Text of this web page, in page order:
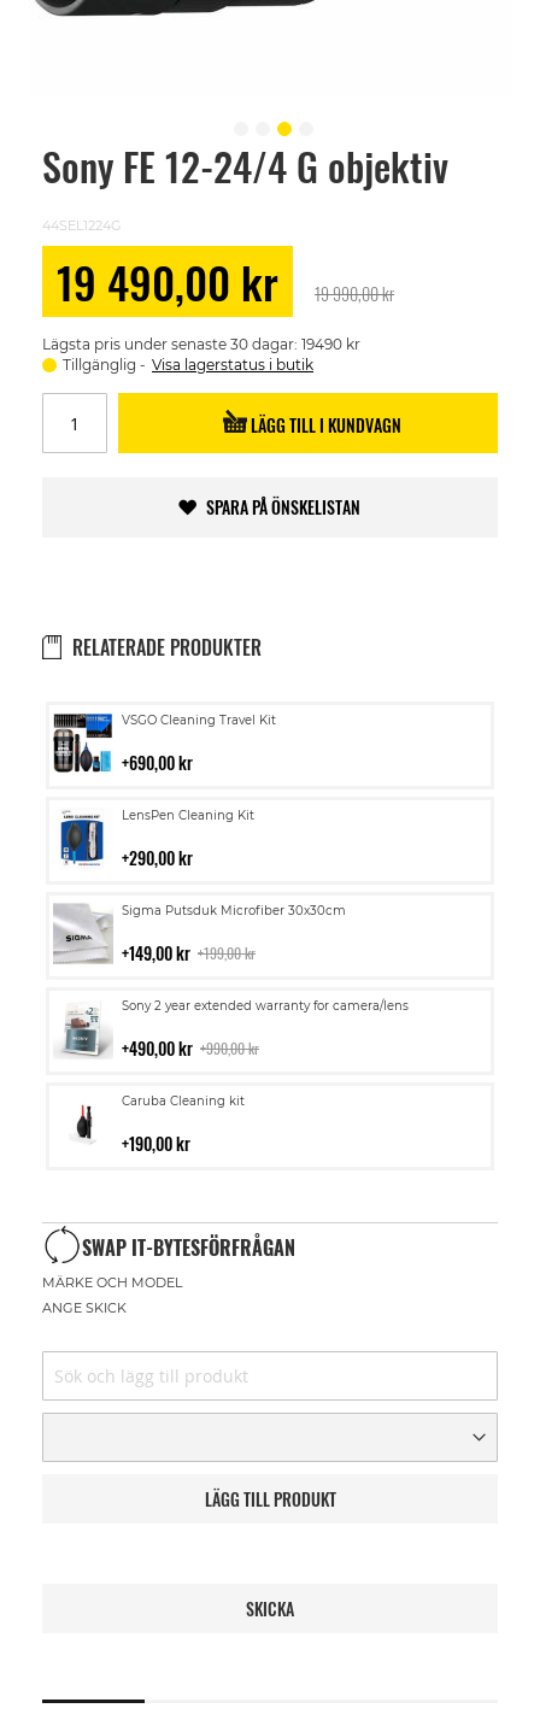
Sony FE 12-24/4 G objektiv
44SEL1224G
Price
19 490,00 kr 19 990,00 kr
Lägsta pris under senaste 30 dagar: 19490 kr
Tillgänglig
Visa lagerstatus i butik
LÄGG TILL I KUNDVAGN
SPARA PÅ ÖNSKELISTAN
RELATERADE PRODUKTER
VSGO Cleaning Travel Kit
690,00 kr
Lägg
i
LensPen Cleaning Kit
290,00 kr
Lägg
i
Sigma Putsduk Microfiber 30x30cm
149,00 kr 199,00 kr
Lägg
i
Sony 2 year extended warranty for camera/lens
490,00 kr 990,00 kr
Lägg
i
Caruba Cleaning kit
190,00 kr
Lägg
i
SWAP IT-BYTESFÖRFRÅGAN
MÄRKE OCH MODEL
ANGE SKICK
LÄGG TILL PRODUKT
SKICKA
Skip
images